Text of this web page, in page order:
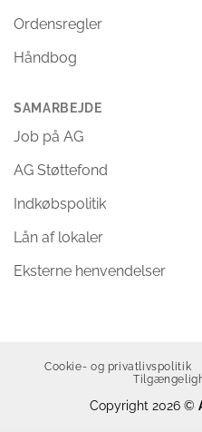
Ordensregler
Håndbog
SAMARBEJDE
Job på AG
AG Støttefond
Indkøbspolitik
Lån af lokaler
Eksterne henvendelser
Cookie- og privatlivspolitik
Copyright 2026 ©